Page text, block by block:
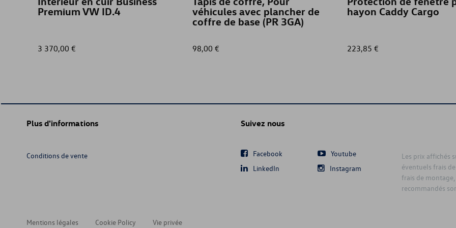
Premium VW ID.4
3 370,00 €
véhicules avec plancher de
coffre de base (PR 3GA)
98,00 €
hayon Caddy Cargo
223,85 €
Plus d'informations
Conditions de vente
Suivez nous
Facebook
Youtube
LinkedIn
Instagram
Les prix affichés
éventuels frais
frais de
recommandés
Mentions légales Cookie Policy Vie privée